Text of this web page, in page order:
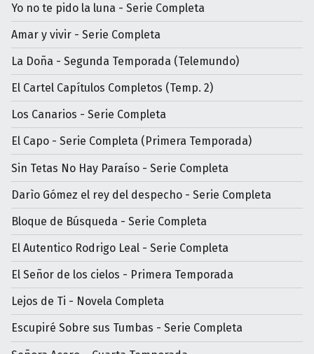
Yo no te pido la luna - Serie Completa
Amar y vivir - Serie Completa
La Doña - Segunda Temporada (Telemundo)
El Cartel Capítulos Completos (Temp. 2)
Los Canarios - Serie Completa
El Capo - Serie Completa (Primera Temporada)
Sin Tetas No Hay Paraíso - Serie Completa
Darìo Gómez el rey del despecho - Serie Completa
Bloque de Búsqueda - Serie Completa
El Autentico Rodrigo Leal - Serie Completa
El Señor de los cielos - Primera Temporada
Lejos de Ti - Novela Completa
Escupiré Sobre sus Tumbas - Serie Completa